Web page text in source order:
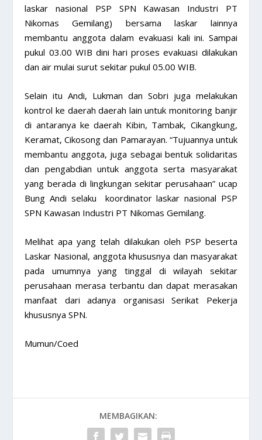
laskar nasional PSP SPN Kawasan Industri PT
Nikomas Gemilang) bersama laskar lainnya
membantu anggota dalam evakuasi kali ini. Sampai
pukul 03.00 WIB dini hari proses evakuasi dilakukan
dan air mulai surut sekitar pukul 05.00 WIB.
Selain itu Andi, Lukman dan Sobri juga melakukan
kontrol ke daerah daerah lain untuk monitoring banjir
di antaranya ke daerah Kibin, Tambak, Cikangkung,
Keramat, Cikosong dan Pamarayan. “Tujuannya untuk
membantu anggota, juga sebagai bentuk solidaritas
dan pengabdian untuk anggota serta masyarakat
yang berada di lingkungan sekitar perusahaan” ucap
Bung Andi selaku koordinator laskar nasional PSP
SPN Kawasan Industri PT Nikomas Gemilang.
Melihat apa yang telah dilakukan oleh PSP beserta
Laskar Nasional, anggota khususnya dan masyarakat
pada umumnya yang tinggal di wilayah sekitar
perusahaan merasa terbantu dan dapat merasakan
manfaat dari adanya organisasi Serikat Pekerja
khususnya SPN.
Mumun/Coed
MEMBAGIKAN: